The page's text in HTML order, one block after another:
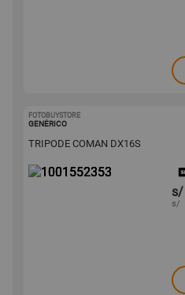
FOTOBUYSTORE
GENÉRICO
TRIPODE COMAN DX16S
s/
s/